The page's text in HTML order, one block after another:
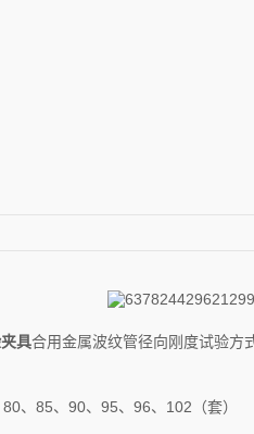
具合用金属波纹管径向刚度试验方
、85、90、95、96、102（套）